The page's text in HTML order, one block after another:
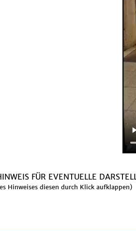
FÜR EVENTUELLE
Hinweises diesen durch Klick aufklappen)